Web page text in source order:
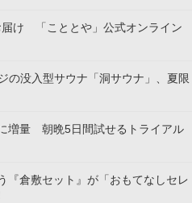
け 「こととや」公式オンライン
の没入型サウナ「洞サウナ」、夏限
増量 朝晩5日間試せるトライアル
『倉敷セット』が「おもてなしセレ